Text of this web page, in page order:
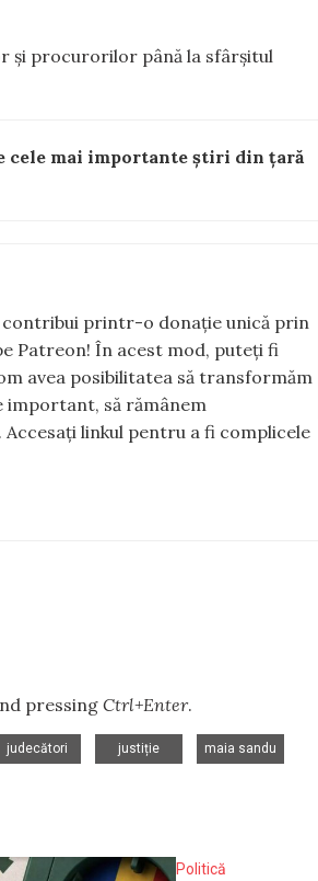
și procurorilor până la sfârșitul
cele mai importante știri din țară
contribui printr-o donație unică prin
Patreon! În acest mod, puteți fi
avea posibilitatea să transformăm
important, să rămânem
linkul pentru a fi complicele
pressing Ctrl+Enter.
judecători
justiție
maia sandu
Politică